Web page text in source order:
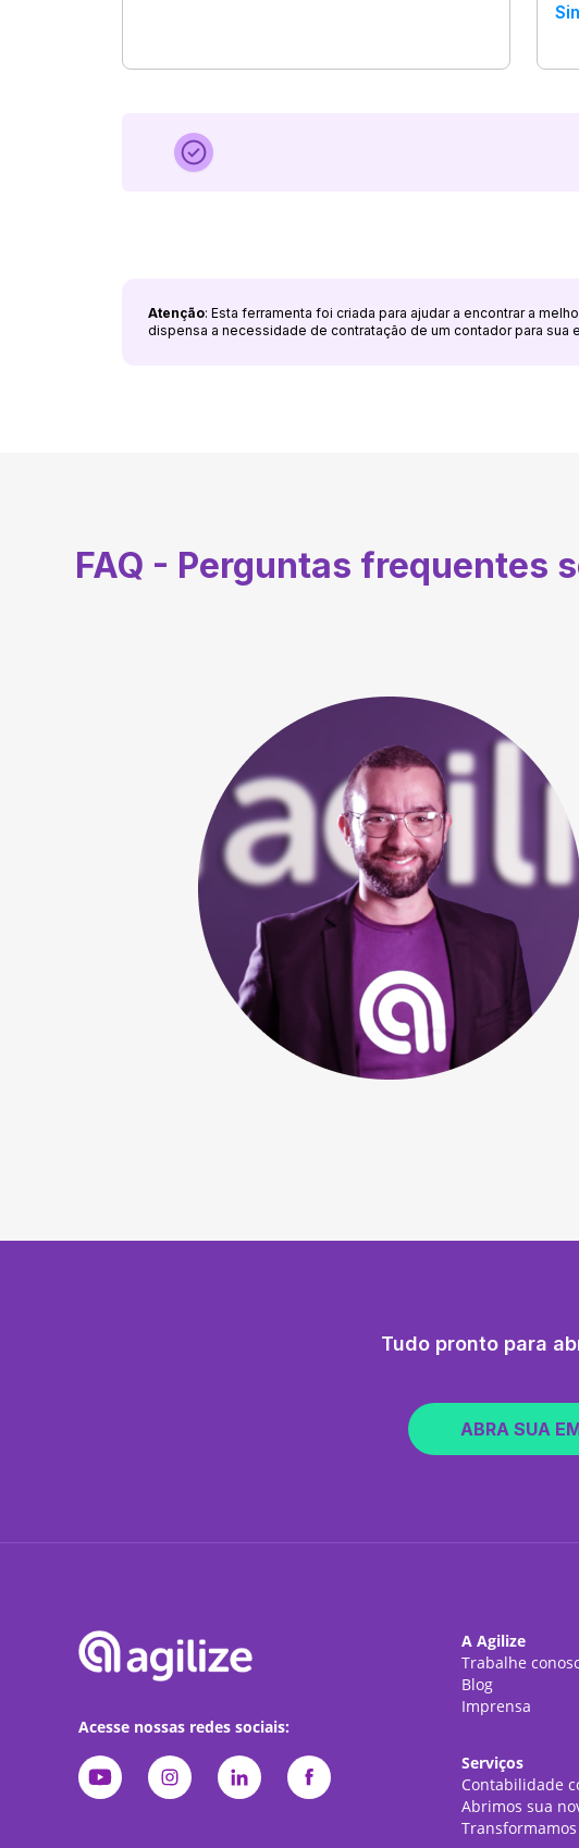
Atenção: Esta ferramenta foi criada para ajudar a encontrar a
dispensa a necessidade de contratação de um contador para sua
FAQ - Perguntas frequentes
Tudo pronto para
ABRA SUA
Acesse nossas redes sociais:
A Agilize
Trabalhe
Blog
Imprensa
Serviços
Contabilidade
Abrimos sua